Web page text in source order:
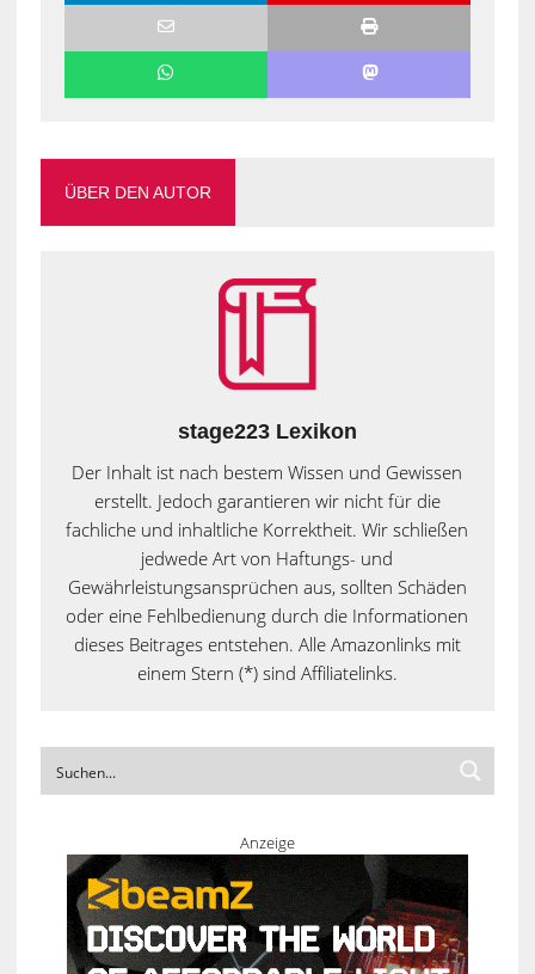
ÜBER DEN AUTOR
stage223 Lexikon
Der Inhalt ist nach bestem Wissen und Gewissen
erstellt. Jedoch garantieren wir nicht für die
fachliche und inhaltliche Korrektheit. Wir schließen
jedwede Art von Haftungs- und
Gewährleistungsansprüchen aus, sollten Schäden
oder eine Fehlbedienung durch die Informationen
dieses Beitrages entstehen. Alle Amazonlinks mit
einem Stern (*) sind Affiliatelinks.
Anzeige